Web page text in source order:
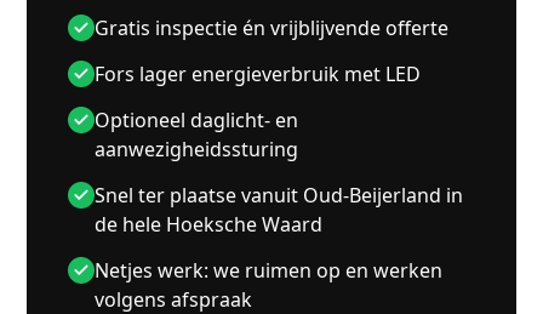
Gratis inspectie én vrijblijvende offerte
Fors lager energieverbruik met LED
Optioneel daglicht- en
aanwezigheidssturing
Snel ter plaatse vanuit Oud-Beijerland in
de hele Hoeksche Waard
Netjes werk: we ruimen op en werken
volgens afspraak